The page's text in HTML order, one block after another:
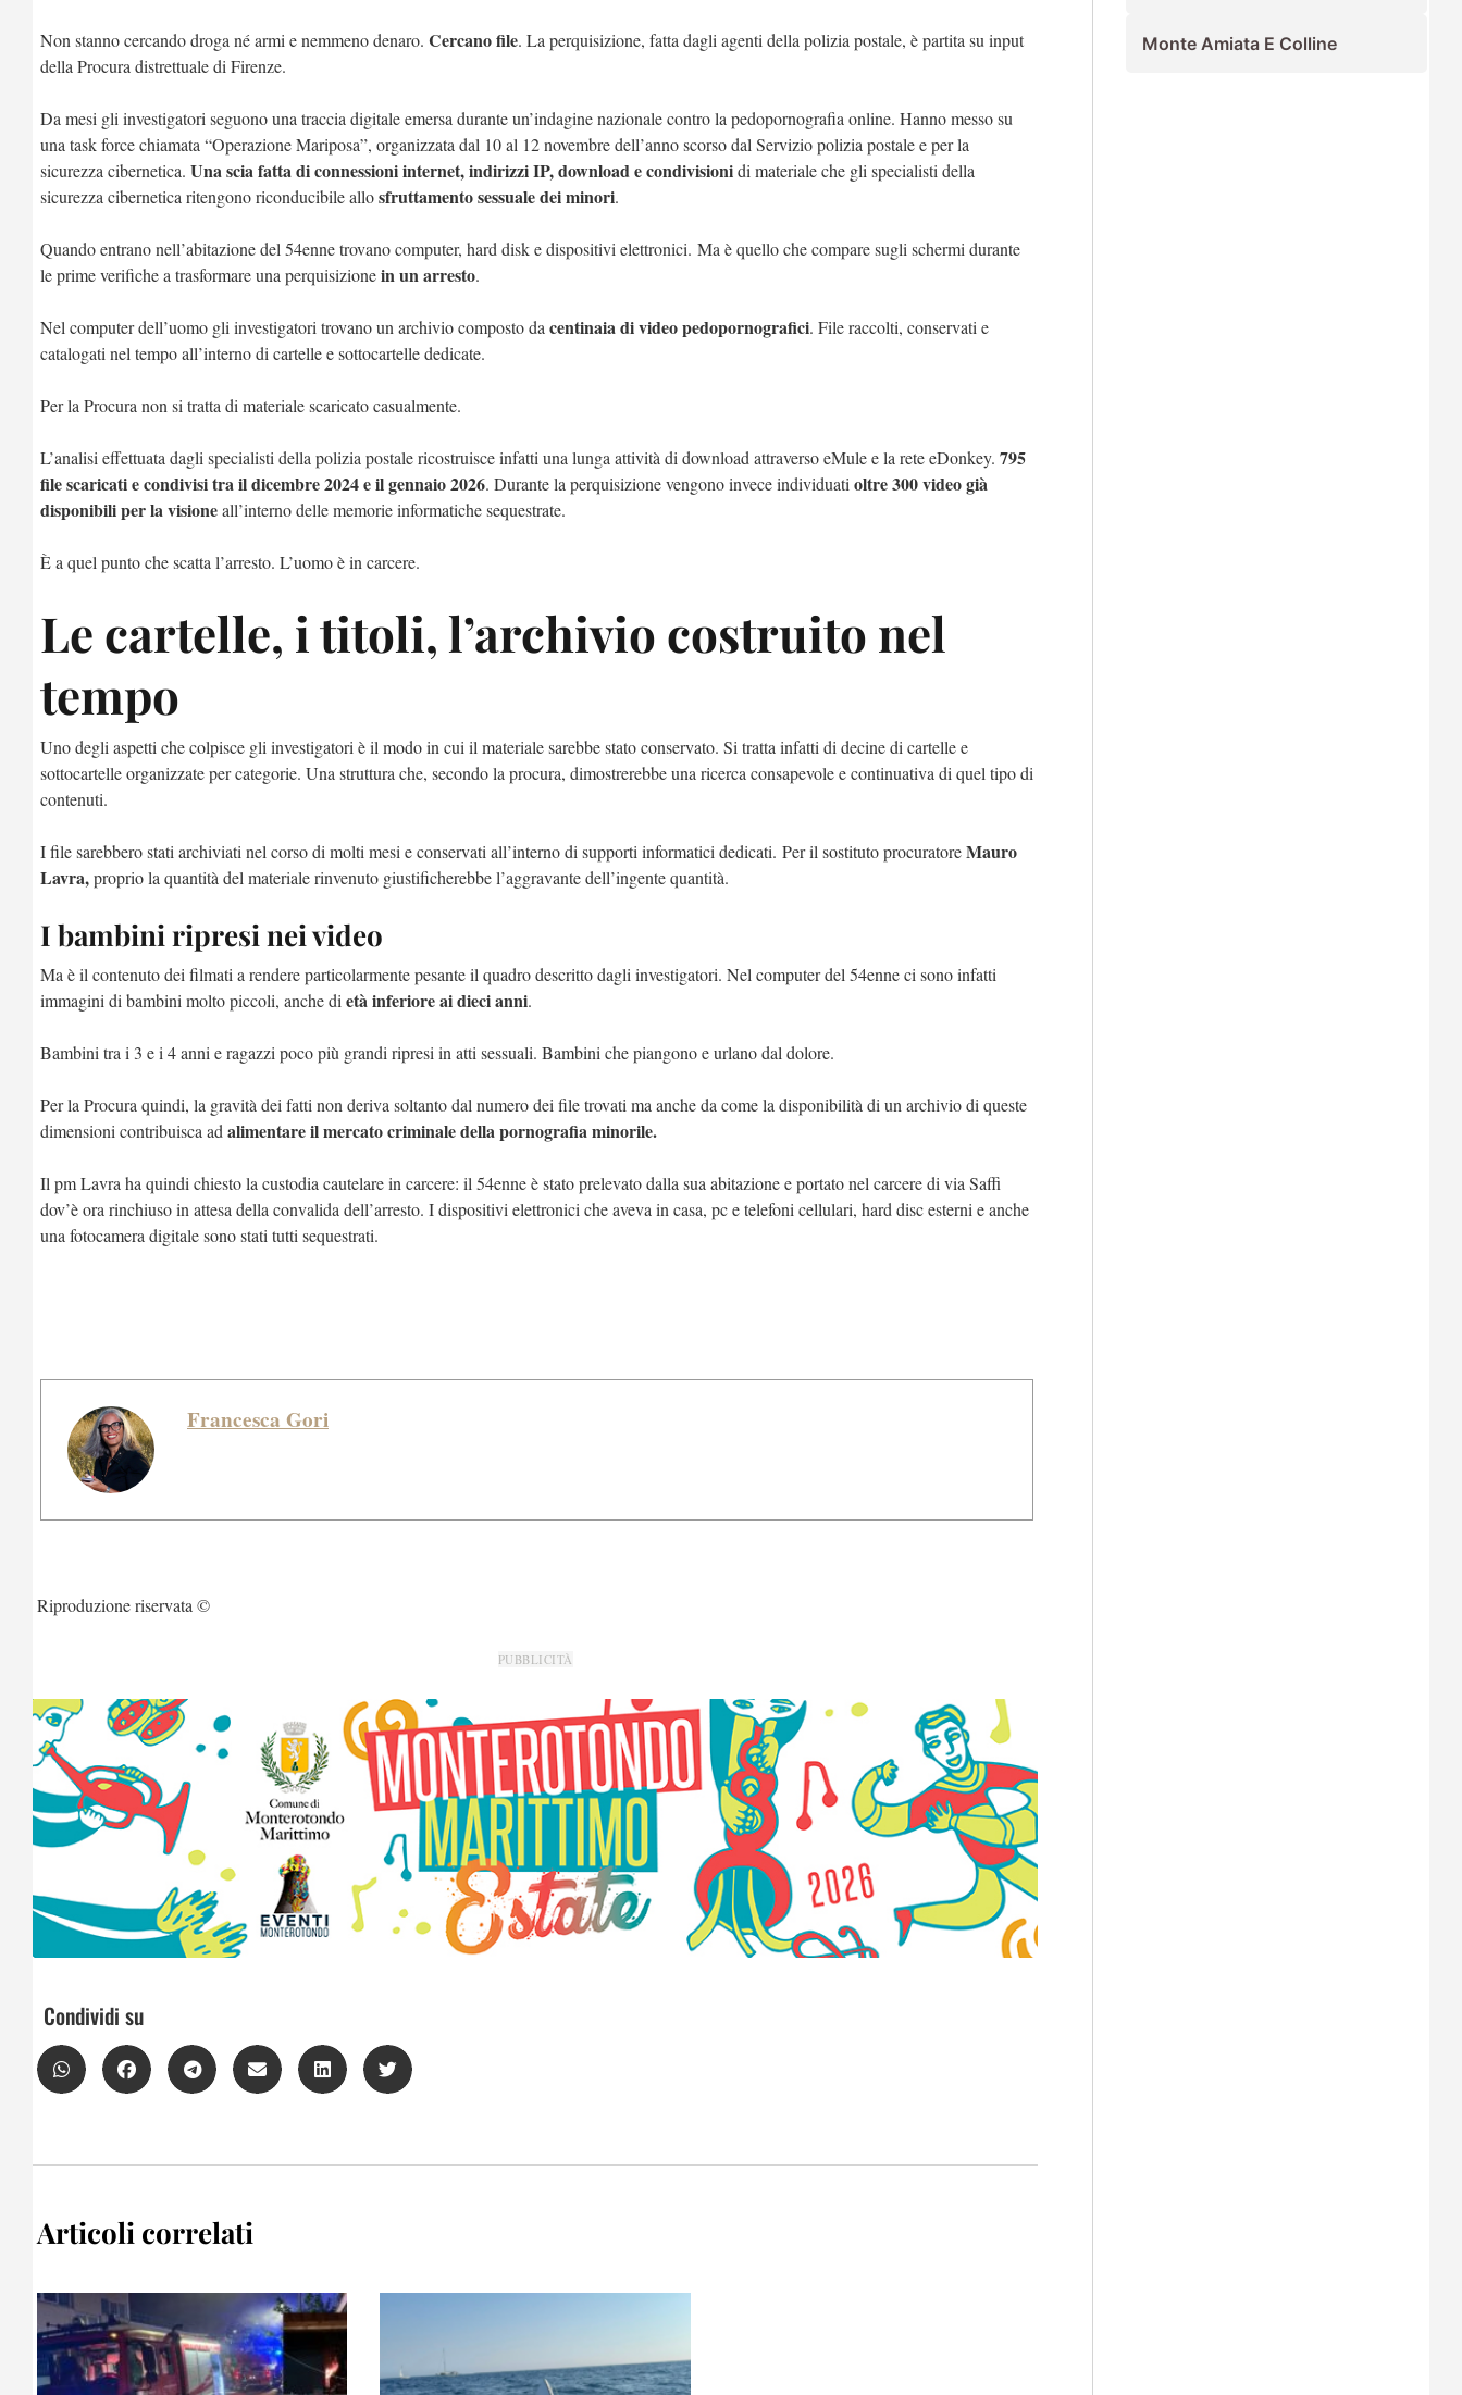
Non stanno cercando droga né armi e nemmeno denaro. Cercano file. La perquisizione, fatta dagli agenti della polizia postale, è partita su input
della Procura distrettuale di Firenze.
Da mesi gli investigatori seguono una traccia digitale emersa durante un’indagine nazionale contro la pedopornografia online. Hanno messo su
una task force chiamata “Operazione Mariposa”, organizzata dal 10 al 12 novembre dell’anno scorso dal Servizio polizia postale e per la
sicurezza cibernetica. Una scia fatta di connessioni internet, indirizzi IP, download e condivisionidi materiale che gli specialisti della
sicurezza cibernetica ritengono riconducibile allosfruttamento sessuale dei minori.
Quando entrano nell’abitazione del 54enne trovano computer, hard disk e dispositivi elettronici. Ma è quello che compare sugli schermi durante
le prime verifiche a trasformare una perquisizionein un arresto.
Nel computer dell’uomo gli investigatori trovano un archivio composto da centinaia di video pedopornografici. File raccolti, conservati e
catalogati nel tempo all’interno di cartelle e sottocartelle dedicate.
Per la Procura non si tratta di materiale scaricato casualmente.
L’analisi effettuata dagli specialisti della polizia postale ricostruisce infatti una lunga attività di download attraverso eMule e la rete eDonkey. 795
file scaricati e condivisi tra il dicembre 2024 e il gennaio 2026. Durante la perquisizione vengono invece individuati oltre 300 video già
disponibili per la visioneall’interno delle memorie informatiche sequestrate.
È a quel punto che scatta l’arresto. L’uomo è in carcere.
Le cartelle, i titoli, l’archivio costruito nel
tempo
Uno degli aspetti che colpisce gli investigatori è il modo in cui il materiale sarebbe stato conservato. Si tratta infatti di decine di cartelle e
sottocartelle organizzate per categorie. Una struttura che, secondo la procura, dimostrerebbe una ricerca consapevole e continuativa di quel tipo di
contenuti.
I file sarebbero stati archiviati nel corso di molti mesi e conservati all’interno di supporti informatici dedicati. Per il sostituto procuratoreMauro
Lavra,proprio la quantità del materiale rinvenuto giustificherebbe l’aggravante dell’ingente quantità.
I bambini ripresi nei video
Ma è il contenuto dei filmati a rendere particolarmente pesante il quadro descritto dagli investigatori. Nel computer del 54enne ci sono infatti
immagini di bambini molto piccoli, anche di età inferiore ai dieci anni.
Bambini tra i 3 e i 4 anni e ragazzi poco più grandi ripresi in atti sessuali. Bambini che piangono e urlano dal dolore.
Per la Procura quindi, la gravità dei fatti non deriva soltanto dal numero dei file trovati ma anche da come la disponibilità di un archivio di queste
dimensioni contribuisca ad alimentare il mercato criminale della pornografia minorile.
Il pm Lavra ha quindi chiesto la custodia cautelare in carcere: il 54enne è stato prelevato dalla sua abitazione e portato nel carcere di via Saffi
dov’è ora rinchiuso in attesa della convalida dell’arresto. I dispositivi elettronici che aveva in casa, pc e telefoni cellulari, hard disc esterni e anche
una fotocamera digitale sono stati tutti sequestrati.
Francesca Gori
Riproduzione riservata ©
PUBBLICITÀ
Condividi su
Articoli correlati
Monte Amiata E Colline